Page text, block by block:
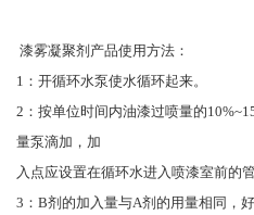
漆雾凝聚剂产品使用方法：
1：开循环水泵使水循环起来。
2：按单位时间内油漆过喷量的
量泵滴加，加
入点应设置在循环水进入喷漆室前的
3：B剂的加入量与A剂的用量相同，